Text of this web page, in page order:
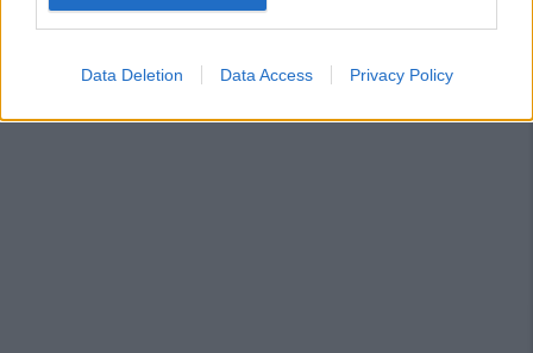
Data Deletion Data Access Privacy Policy